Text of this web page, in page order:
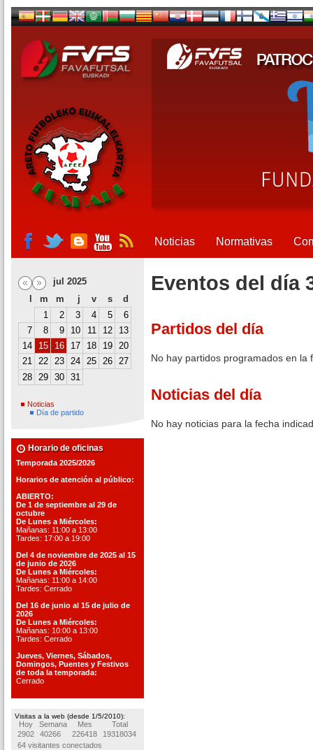
Noticias Normativas
jul 2025
m m j v s
d
1
2 3 4 5
6
7
8 9 10 11 12
13
14
15 16 17 18 19 20
21 22 23 24 25 26 27
28 29 30 31
Noticias
Día de partido
Horario de oficinas
Temporada 2025/2026
Horarios de atención al público:
ABIERTO:
De 1 de septiembre al 29 de
octubre
De Lunes a Miércoles:
Mañanas: 11:00 a 13:00
Tardes: 17:00 a 19:00
Del 4 de noviembre de 2025 al 15
de junio de 2026
De Lunes a Miércoles:
Mañanas: 11:00 a 14:00
Tardes: Cerrado
Del 16 de junio al 15 de julio de
2026
De Lunes a Miércoles:
Mañanas: 10:00 a 13:00
Tardes: Cerrado
Jueves, Viernes, Sábados,
Domingos, Puentes y Festivos
de toda la temporada:
Cerrado
Visitas a la web (desde 1/5/2010):
Hoy Semana Mes
Total
2902
40266 226418
19318034
64 visitantes conectados
Eventos del día
Partidos del día
No hay partidos programados en la
Noticias del día
No hay noticias para la fecha